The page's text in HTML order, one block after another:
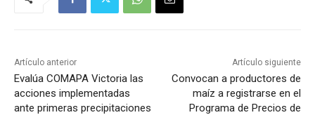
Artículo anterior
Evalúa COMAPA Victoria las
acciones implementadas
ante primeras precipitaciones
Artículo siguiente
Convocan a productores de
maíz a registrarse en el
Programa de Precios de